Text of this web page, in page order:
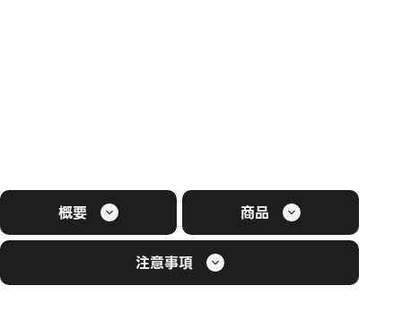
概要 商品
注意事項